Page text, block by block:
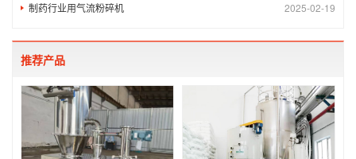
2025-02-19
制药行业用气流粉碎机
推荐产品